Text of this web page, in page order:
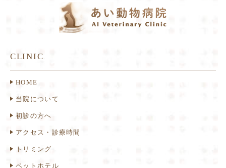
CLINIC
HOME
当院について
初診の方へ
アクセス・診療時間
トリミング
ペットホテル